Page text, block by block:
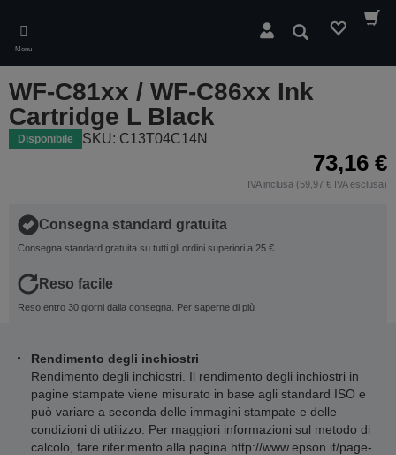
main
content
Menu
Cerca
WF-C81xx / WF-C86xx Ink
Cartridge L Black
Disponibile SKU: C13T04C14N
73,16 €
IVA inclusa (59,97 € IVA esclusa)
Consegna standard gratuita
Consegna standard gratuita su tutti gli ordini superiori a 25 €.
Reso facile
Reso entro 30 giorni dalla consegna. Per saperne di più
Rendimento degli inchiostri
Rendimento degli inchiostri. Il rendimento degli inchiostri in
pagine stampate viene misurato in base agli standard ISO e
può variare a seconda delle immagini stampate e delle
condizioni di utilizzo. Per maggiori informazioni sul metodo di
calcolo, fare riferimento alla pagina http://www.epson.it/page-